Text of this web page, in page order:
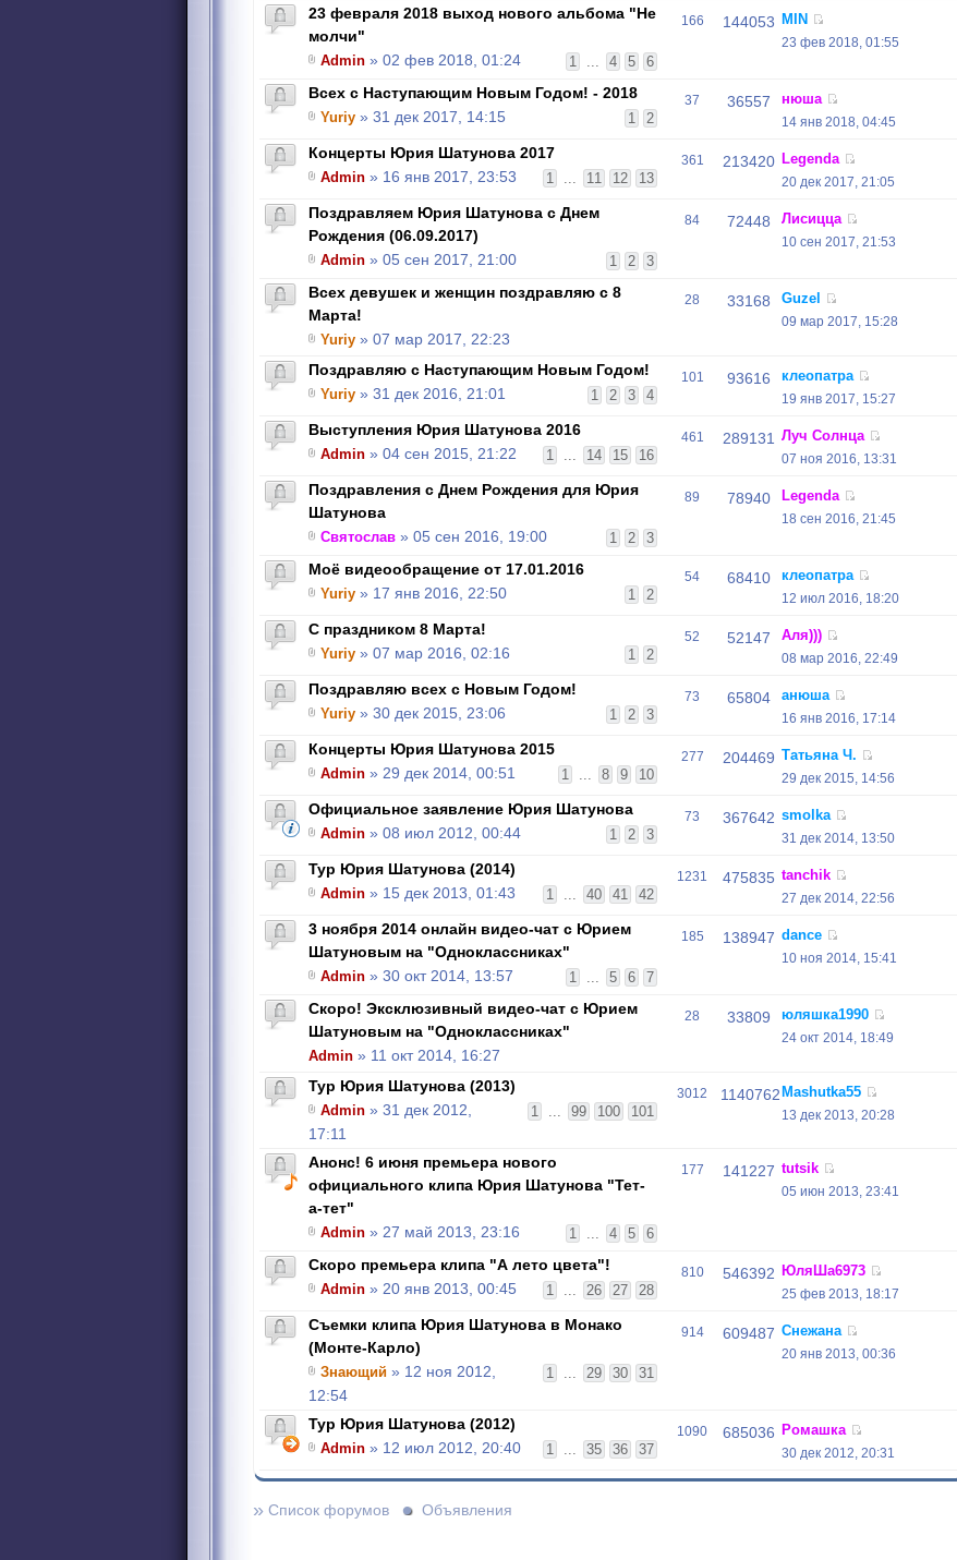
23 февраля 2018 выход нового альбома "Не
молчи"
1 ... 4 5 6
Admin » 02 фев 2018, 01:24
166 144053 MIN
23 фев 2018, 01:55
Всех с Наступающим Новым Годом! - 2018
1 2
Yuriy » 31 дек 2017, 14:15
37 36557 нюша
14 янв 2018, 04:45
Концерты Юрия Шатунова 2017
1 ... 11 12 13
Admin » 16 янв 2017, 23:53
361 213420 Legenda
20 дек 2017, 21:05
Поздравляем Юрия Шатунова с Днем
Рождения (06.09.2017)
1 2 3
Admin » 05 сен 2017, 21:00
84 72448 Лисицца
10 сен 2017, 21:53
Всех девушек и женщин поздравляю с 8
Марта!
Yuriy » 07 мар 2017, 22:23
28 33168 Guzel
09 мар 2017, 15:28
Поздравляю с Наступающим Новым Годом!
1 2 3 4
Yuriy » 31 дек 2016, 21:01
101 93616 клеопатра
19 янв 2017, 15:27
Выступления Юрия Шатунова 2016
1 ... 14 15 16
Admin » 04 сен 2015, 21:22
461 289131 Луч Солнца
07 ноя 2016, 13:31
Поздравления с Днем Рождения для Юрия
Шатунова
1 2 3
Святослав » 05 сен 2016, 19:00
89 78940 Legenda
18 сен 2016, 21:45
Моё видеообращение от 17.01.2016
1 2
Yuriy » 17 янв 2016, 22:50
54 68410 клеопатра
12 июл 2016, 18:20
C праздником 8 Марта!
1 2
Yuriy » 07 мар 2016, 02:16
52 52147 Аля)))
08 мар 2016, 22:49
Поздравляю всех с Новым Годом!
1 2 3
Yuriy » 30 дек 2015, 23:06
73 65804 анюша
16 янв 2016, 17:14
Концерты Юрия Шатунова 2015
1 ... 8 9 10
Admin » 29 дек 2014, 00:51
277 204469 Татьяна Ч.
29 дек 2015, 14:56
Официальное заявление Юрия Шатунова
1 2 3
Admin » 08 июл 2012, 00:44
73 367642 smolka
31 дек 2014, 13:50
Тур Юрия Шатунова (2014)
1 ... 40 41 42
Admin » 15 дек 2013, 01:43
1231 475835 tanchik
27 дек 2014, 22:56
3 ноября 2014 онлайн видео-чат с Юрием
Шатуновым на "Одноклассниках"
1 ... 5 6 7
Admin » 30 окт 2014, 13:57
185 138947 dance
10 ноя 2014, 15:41
Скоро! Эксклюзивный видео-чат с Юрием
Шатуновым на "Одноклассниках"
Admin » 11 окт 2014, 16:27
28 33809 юляшка1990
24 окт 2014, 18:49
Тур Юрия Шатунова (2013)
1 ... 99 100 101
Admin » 31 дек 2012,
17:11
3012 1140762 Mashutka55
13 дек 2013, 20:28
Анонс! 6 июня премьера нового
официального клипа Юрия Шатунова "Тет-
а-тет"
1 ... 4 5 6
Admin » 27 май 2013, 23:16
177 141227 tutsik
05 июн 2013, 23:41
Скоро премьера клипа "А лето цвета"!
1 ... 26 27 28
Admin » 20 янв 2013, 00:45
810 546392 ЮляШа6973
25 фев 2013, 18:17
Съемки клипа Юрия Шатунова в Монако
(Монте-Карло)
1 ... 29 30 31
Знающий » 12 ноя 2012,
12:54
914 609487 Снежана
20 янв 2013, 00:36
Тур Юрия Шатунова (2012)
1 ... 35 36 37
Admin » 12 июл 2012, 20:40
1090 685036 Ромашка
30 дек 2012, 20:31
» Список форумов Объявления